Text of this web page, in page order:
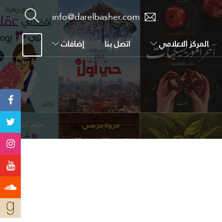
info@darelbasher.com
المركز الاعلامي اتصل بنا إضافات